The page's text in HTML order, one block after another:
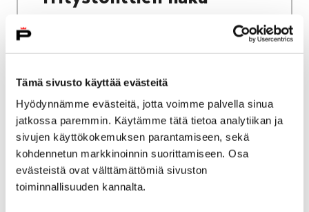
Tämä sivusto käyttää evästeitä
Hyödynnämme evästeitä, jotta voimme palvella sinua
jatkossa paremmin. Käytämme tätä tietoa analytiikan ja
sivujen käyttökokemuksen parantamiseen, sekä
kohdennetun markkinoinnin suorittamiseen. Osa
evästeistä ovat välttämättömiä sivuston
toiminnallisuuden kannalta.
Sähköinen asiointi ja lomakkeet
Työ ja yrittäminen
Porin kaupunki työnantajana
Porin kaupungin avoimet työpaikat
Porin kaupungin avoimet